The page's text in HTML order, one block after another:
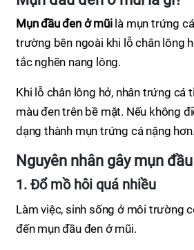
Mụn đầu đen ở mũilà mụn trứng
trường bên ngoài khi lỗ chân lông
tắc nghẽn nang lông.
Khi lỗ chân lông hở, nhân trứng cá
màu đen trên bề mặt. Nếu không
dạng thành mụn trứng cá nặng
Nguyên nhân gây mụn
1. Đổ mồ hôi quá nhiều
Làm việc, sinh sống ở môi trường
đến mụn đầu đen ở mũi.